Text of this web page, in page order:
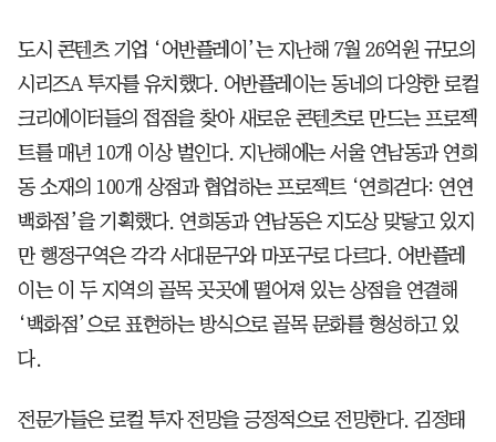
도시 콘텐츠 기업 ‘어반플레이’는 지난해 7월 26억원 규모의
시리즈A 투자를 유치했다. 어반플레이는 동네의 다양한 로컬
크리에이터들의 접점을 찾아 새로운 콘텐츠로 만드는 프로젝
트를 매년 10개 이상 벌인다. 지난해에는 서울 연남동과 연희
동 소재의 100개 상점과 협업하는 프로젝트 ‘연희걷다: 연연
백화점’을 기획했다. 연희동과 연남동은 지도상 맞닿고 있지
만 행정구역은 각각 서대문구와 마포구로 다르다. 어반플레
이는 이 두 지역의 골목 곳곳에 떨어져 있는 상점을 연결해
‘백화점’으로 표현하는 방식으로 골목 문화를 형성하고 있
다.
전문가들은 로컬 투자 전망을 긍정적으로 전망한다. 김정태